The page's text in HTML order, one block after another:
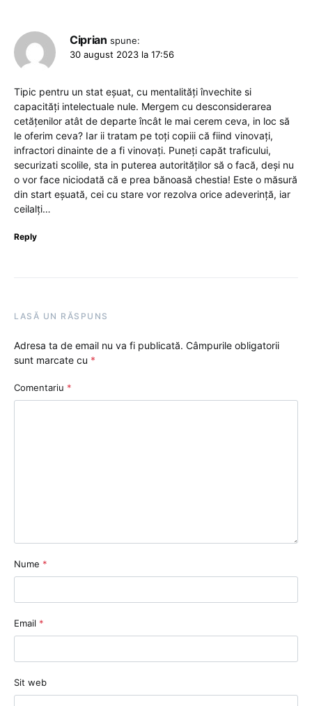
Ciprian spune:
30 august 2023 la 17:56
Tipic pentru un stat eșuat, cu mentalități învechite si
capacități intelectuale nule. Mergem cu desconsiderarea
cetățenilor atât de departe încât le mai cerem ceva, in loc să
le oferim ceva? Iar ii tratam pe toți copiii că fiind vinovați,
infractori dinainte de a fi vinovați. Puneți capăt traficului,
securizati scolile, sta in puterea autorităților să o facă, deși nu
o vor face niciodată că e prea bănoasă chestia! Este o măsură
din start eșuată, cei cu stare vor rezolva orice adeverință, iar
ceilalți…
Reply
LASĂ UN RĂSPUNS
Adresa ta de email nu va fi publicată. Câmpurile obligatorii
sunt marcate cu *
Comentariu *
Nume *
Email *
Sit web